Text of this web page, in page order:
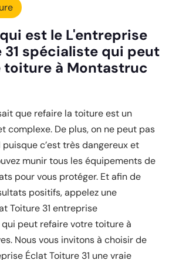
est le L'entreprise
31 spécialiste qui peut
toiture à Montastruc
que refaire la toiture est un
complexe. De plus, on ne peut pas
c’est très dangereux et
munir tous les équipements de
pour vous protéger. Et afin de
positifs, appelez une
Toiture 31 entreprise
peut refaire votre toiture à
Nous vous invitons à choisir de
Éclat Toiture 31 une vraie